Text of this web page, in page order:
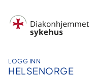
innhold
LOGG INN
HELSENORGE